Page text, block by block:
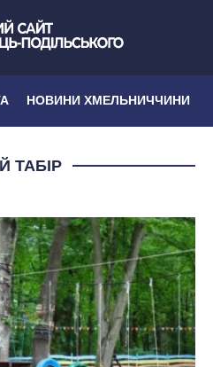
НОВИНИ ХМЕЛЬНИЧЧИНИ
ТАБІР